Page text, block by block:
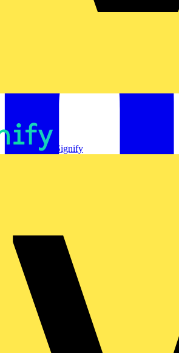
Signify
Anschluss mit innovatiever
eine sichere und intuitive Handhabung.
GN BX